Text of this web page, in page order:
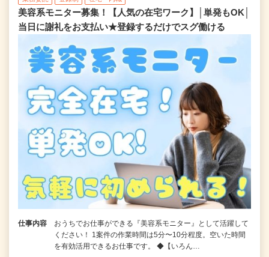
美容系モニター募集！【人気の在宅ワーク】│単発もOK│
当日に謝礼をお支払い★登録するだけでスグ働ける
仕事内容
おうちでお仕事ができる『美容系モニター』として活躍して
ください！ 1案件の作業時間は5分〜10分程度。空いた時間
を有効活用できるお仕事です。 ◆【いろん…